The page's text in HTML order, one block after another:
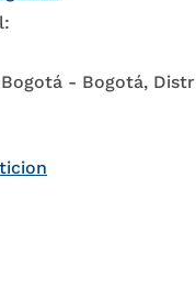
- Bogotá,